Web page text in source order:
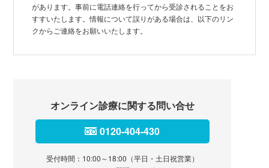
があります。事前に電話連絡を行ってから受診されることをお
すすいたします。情報について誤りがある場合は、以下のリン
クからご連絡をお願いいたします。
オンライン診療に関する問い合せ
0120-404-430
受付時間：10:00～18:00（平日・土日祝営業）